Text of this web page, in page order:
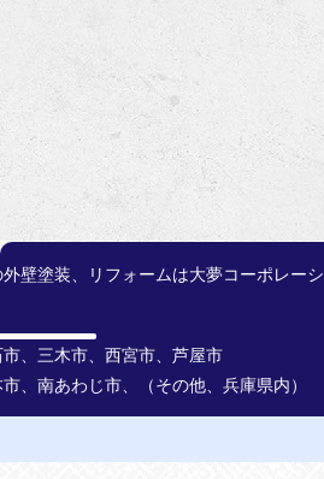
壁塗装、リフォームは大夢コーポレー
、三木市、西宮市、芦屋市
、南あわじ市、（その他、兵庫県内）